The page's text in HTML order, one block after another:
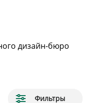
Фильтры
дизайн-бюро